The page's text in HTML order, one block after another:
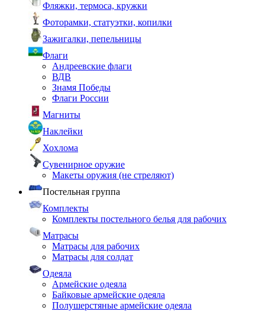
Фляжки, термоса, кружки
Фоторамки, статуэтки, копилки
Зажигалки, пепельницы
Флаги
Андреевские флаги
ВДВ
Знамя Победы
Флаги России
Магниты
Наклейки
Хохлома
Сувенирное оружие
Макеты оружия (не стреляют)
Постельная группа
Комплекты
Комплекты постельного белья для рабочих
Матрасы
Матрасы для рабочих
Матрасы для солдат
Одеяла
Армейские одеяла
Байковые армейские одеяла
Полушерстяные армейские одеяла